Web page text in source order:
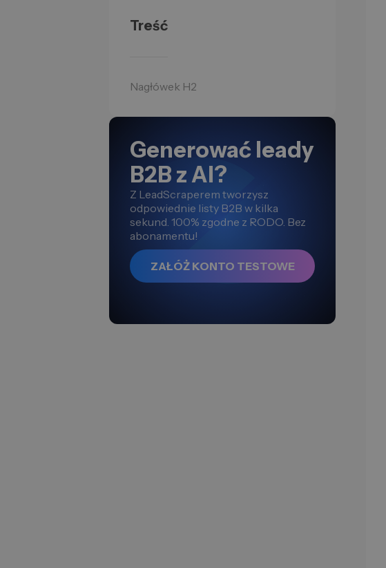
Treść
Nagłówek H2
Generować leady
B2B z AI?
Z LeadScraperem tworzysz
odpowiednie listy B2B w kilka
sekund. 100% zgodne z RODO. Bez
abonamentu!
ZAŁÓŻ KONTO TESTOWE